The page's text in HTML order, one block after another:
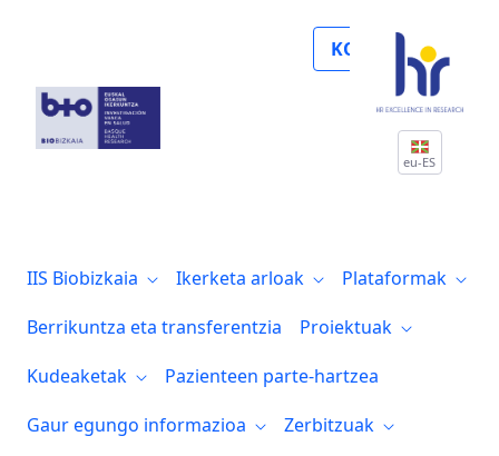
KOLABORATU
eu-ES
IIS Biobizkaia Ikerketa arloak
Plataformak
Berrikuntza eta transferentzia
Proiektuak
Kudeaketak
Pazienteen parte-hartzea
Gaur egungo informazioa
Zerbitzuak